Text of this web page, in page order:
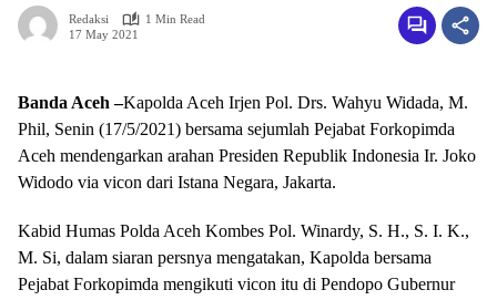
Redaksi
1 Min Read
17 May 2021
Banda Aceh –Kapolda Aceh Irjen Pol. Drs. Wahyu Widada, M.
Phil, Senin (17/5/2021) bersama sejumlah Pejabat Forkopimda
Aceh mendengarkan arahan Presiden Republik Indonesia Ir. Joko
Widodo via vicon dari Istana Negara, Jakarta.
Kabid Humas Polda Aceh Kombes Pol. Winardy, S. H., S. I. K.,
M. Si, dalam siaran persnya mengatakan, Kapolda bersama
Pejabat Forkopimda mengikuti vicon itu di Pendopo Gubernur